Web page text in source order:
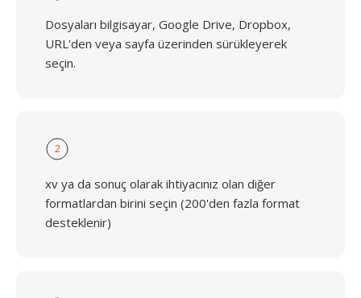
Dosyaları bilgisayar, Google Drive, Dropbox,
URL'den veya sayfa üzerinden sürükleyerek
seçin.
2
xv ya da sonuç olarak ihtiyacınız olan diğer
formatlardan birini seçin (200'den fazla format
desteklenir)